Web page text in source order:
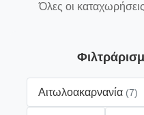
Όλες οι
Αιτωλοακαρνανία (7)